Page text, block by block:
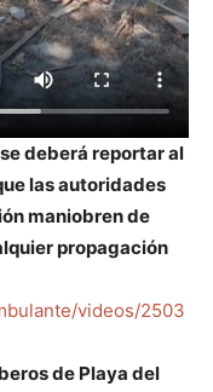
deberá reportar al
las autoridades
maniobren de
propagación
videos/2503
de Playa del